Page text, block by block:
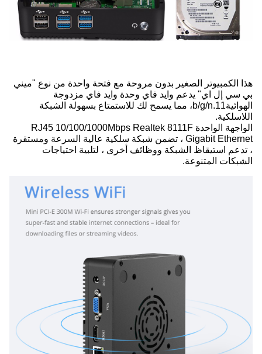
هذا الكمبيوتر الصغير بدون مروحة مع فتحة واحدة من نوع "ميني
بي سي إل اي" يدعم وايد فاي وحدة وايد فاي مزدوجة
الهوائية11.b/g/n، مما يسمح لك للاستمتاع بسهولة الشبكة
اللاسلكية.
الواجهة الواحدة RJ45 10/100/1000Mbps Realtek 8111F
Gigabit Ethernet ، تضمن شبكة سلكية عالية السرعة ومستقرة
، تدعم استيقاظ الشبكة ووظائف أخرى ، لتلبية احتياجات
الشبكات المتنوعة.